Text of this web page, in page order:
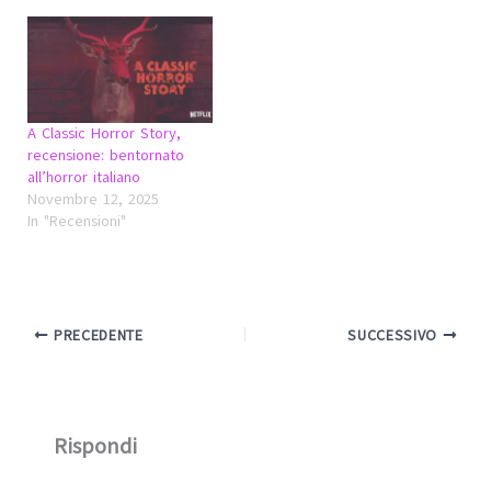
A Classic Horror Story,
recensione: bentornato
all’horror italiano
Novembre 12, 2025
In "Recensioni"
PRECEDENTE SUCCESSIVO
Rispondi